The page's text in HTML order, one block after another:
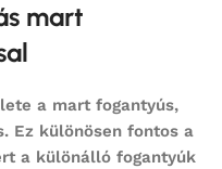
mart
a mart fogantyús,
Ez különösen fontos a
a különálló fogantyúk